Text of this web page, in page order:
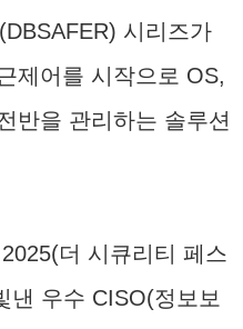
시리즈가
제어를 시작으로 OS,
반을 관리하는 솔루션
더 시큐리티 페스
낸 우수 CISO(정보보